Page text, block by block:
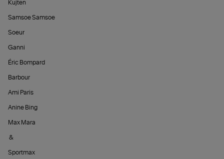
Kujten
Samsoe Samsoe
Soeur
Ganni
Éric Bompard
Barbour
Ami Paris
Anine Bing
Max Mara
&
Sportmax